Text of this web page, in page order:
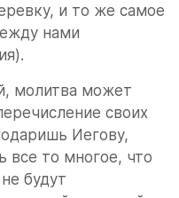
и то же самое
нами
молитва может
своих
Иегову,
все то многое, что
будут